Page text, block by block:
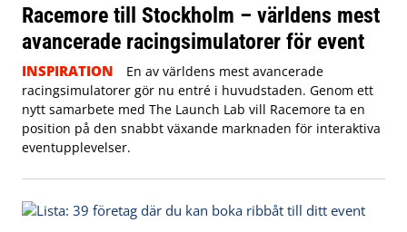
Racemore till Stockholm – världens mest
avancerade racingsimulatorer för event
INSPIRATION
En av världens mest avancerade
racingsimulatorer gör nu entré i huvudstaden. Genom ett
nytt samarbete med The Launch Lab vill Racemore ta en
position på den snabbt växande marknaden för interaktiva
eventupplevelser.